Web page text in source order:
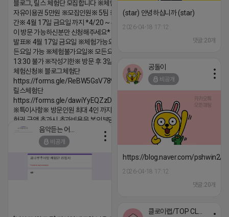
블로그, 릴스 체험단 모집합니다 ※체험메뉴※
자유이용권 5만원 ※모집인원※ 5팀 ※모집기
간※ 4월 17일 금요일 까지 *4/20 ~ 4/26 사
이 방문 가능하신분만 신청해주세요* ※체험단
발표※ 4월 17일 금요일 ※체험가능요일※ 모
든요일 가능 ※체험불가요일※ 모든요일 12 ~
13:30 불가 ※작성기한※ 방문 후 3일 이내 ※
체험신청※ 블로그체험단
https://forms.gle/ReBW5GsV789ur2Pz6
릴스체험단
https://forms.gle/dawiYyEQZzDdqf8W8
※특이사항※ 방문인원 최대 4인 까지 가능 체
험권 금액 초과시 초과비용은 본인부담입니다.
2026-04-18 17:13
(star) 안녕하십니까 (star)
2026-04-18 17:12
댓글:20개
공돌이
비공개
https://blog.naver.com/pshwin2/
2026-04-18 17:12
댓글:20개
비공개